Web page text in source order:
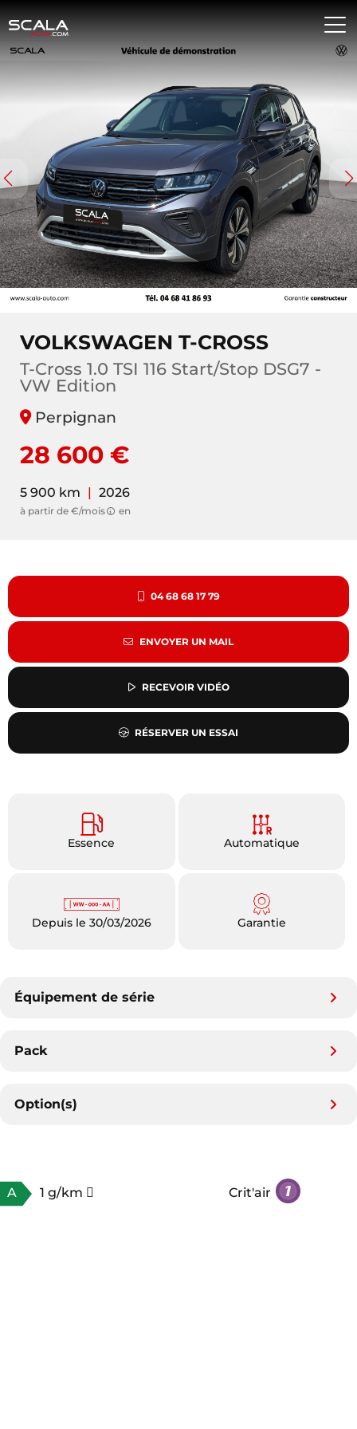
VOLKSWAGEN T-CROSS
T-Cross 1.0 TSI 116 Start/Stop DSG7 -
VW Edition
Perpignan
28 600 €
5 900 km | 2026
à partir de €/mois en
04 68 68 17 79
ENVOYER UN MAIL
RECEVOIR VIDÉO
RÉSERVER UN ESSAI
Essence Automatique
Depuis le 30/03/2026 Garantie
Équipement de série
Pack
Option(s)
A 1 g/km Crit'air